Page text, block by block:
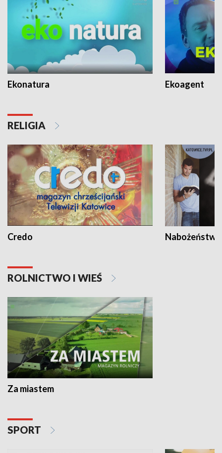
Ekonatura Ekoagent
RELIGIA
Credo
ROLNICTWO I WIEŚ
Za miastem
SPORT